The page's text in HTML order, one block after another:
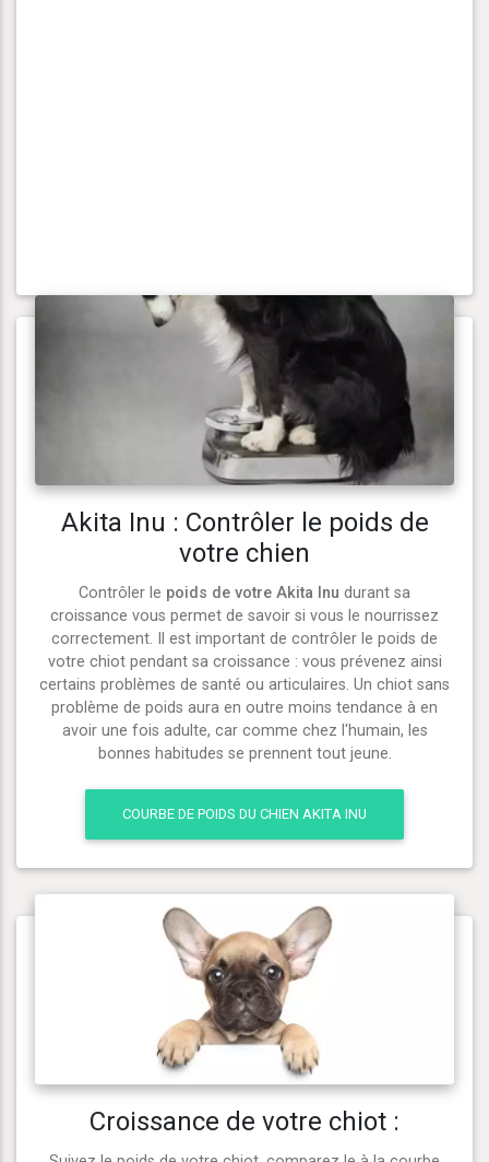
Akita Inu : Contrôler le poids de
votre chien
Contrôler le poids de votre Akita Inu durant sa
croissance vous permet de savoir si vous le nourrissez
correctement. Il est important de contrôler le poids de
votre chiot pendant sa croissance : vous prévenez ainsi
certains problèmes de santé ou articulaires. Un chiot sans
problème de poids aura en outre moins tendance à en
avoir une fois adulte, car comme chez l'humain, les
bonnes habitudes se prennent tout jeune.
COURBE DE POIDS DU CHIEN AKITA INU
Croissance de votre chiot :